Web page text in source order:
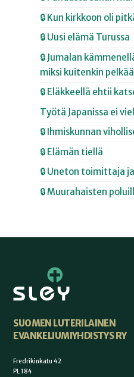
🔒 Kun kirkkoon oli
🔒 Uusi elämä Turussa
🔒 Jumalan
miksi kuitenkin
🔒 Eläkkeellä ehtii
Työtä Japanissa ei
🔒 Ihmiskunnan
🔒 Elämän tiellä
🔒 Uneton toimittaja
🔒 Muurahaisten
SUOMEN LUTERILAINEN
EVANKELIUMIYHDISTYS RY
Fredrikinkatu 42
PL 184